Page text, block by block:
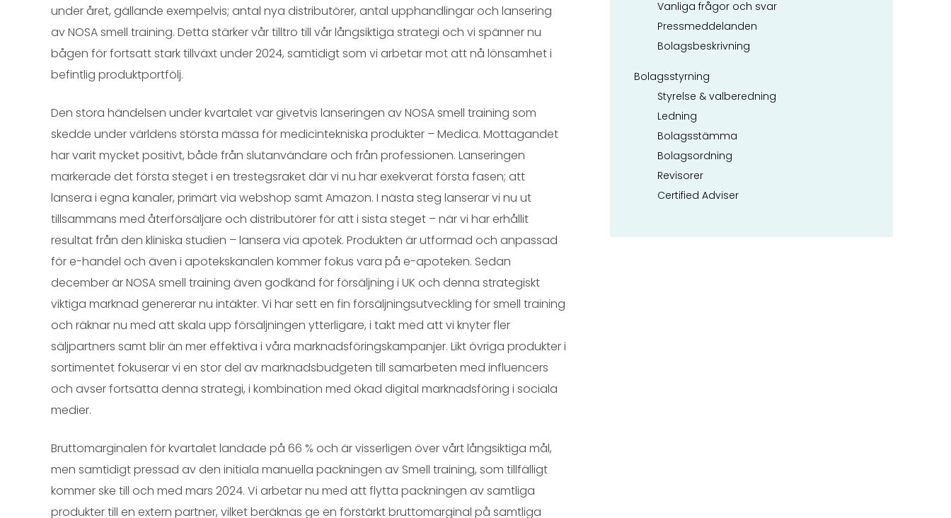
under året, gällande exempelvis; antal nya distributörer, antal upphandlingar och lansering
av NOSA smell training. Detta stärker vår tilltro till vår långsiktiga strategi och vi spänner nu
bågen för fortsatt stark tillväxt under 2024, samtidigt som vi arbetar mot att nå lönsamhet i
befintlig produktportfölj.
Den stora händelsen under kvartalet var givetvis lanseringen av NOSA smell training som
skedde under världens största mässa för medicintekniska produkter – Medica. Mottagandet
har varit mycket positivt, både från slutanvändare och från professionen. Lanseringen
markerade det första steget i en trestegsraket där vi nu har exekverat första fasen; att
lansera i egna kanaler, primärt via webshop samt Amazon. I nästa steg lanserar vi nu ut
tillsammans med återförsäljare och distributörer för att i sista steget – när vi har erhållit
resultat från den kliniska studien – lansera via apotek. Produkten är utformad och anpassad
för e-handel och även i apotekskanalen kommer fokus vara på e-apoteken. Sedan
december är NOSA smell training även godkänd för försäljning i UK och denna strategiskt
viktiga marknad genererar nu intäkter. Vi har sett en fin försäljningsutveckling för smell training
och räknar nu med att skala upp försäljningen ytterligare, i takt med att vi knyter fler
säljpartners samt blir än mer effektiva i våra marknadsföringskampanjer. Likt övriga produkter i
sortimentet fokuserar vi en stor del av marknadsbudgeten till samarbeten med influencers
och avser fortsätta denna strategi, i kombination med ökad digital marknadsföring i sociala
medier.
Bruttomarginalen för kvartalet landade på 66 % och är visserligen över vårt långsiktiga mål,
men samtidigt pressad av den initiala manuella packningen av Smell training, som tillfälligt
kommer ske till och med mars 2024. Vi arbetar nu med att flytta packningen av samtliga
produkter till en extern partner, vilket beräknas ge en förstärkt bruttomarginal på samtliga
Vanliga frågor och svar
Pressmeddelanden
Bolagsbeskrivning
Bolagsstyrning
Styrelse & valberedning
Ledning
Bolagsstämma
Bolagsordning
Revisorer
Certified Adviser